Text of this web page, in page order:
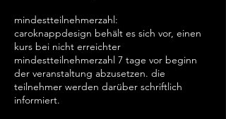
mindestteilnehmerzahl:
caroknappdesign behält es sich vor, einen
kurs bei nicht erreichter
mindestteilnehmerzahl 7 tage vor beginn
der veranstaltung abzusetzen. die
teilnehmer werden darüber schriftlich
informiert.